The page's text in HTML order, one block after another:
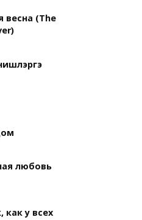
весна (The
любовь
у всех